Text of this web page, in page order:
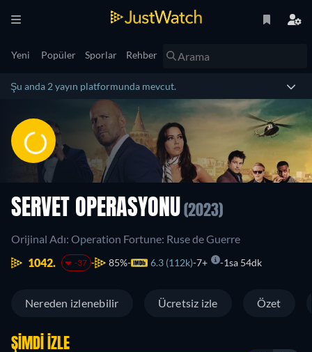
Yeni Popüler Sporlar Rehber
Şu anda 2 yayın platformunda mevcut.
SERVET OPERASYONU (2023)
Orijinal Adı: Operation Fortune: Ruse de Guerre
1042.
-37 85% 6.3 (112k) 7+ 1sa 54dk
Nereden izlenebilir Ücretsiz izle Özet
ŞIMDI İZLE